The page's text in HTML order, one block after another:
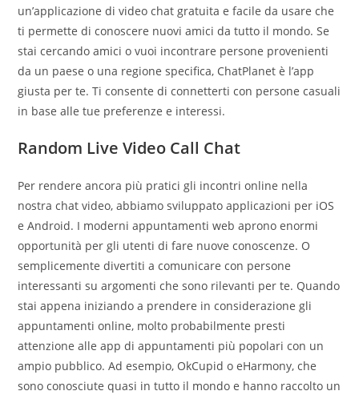
un’applicazione di video chat gratuita e facile da usare che
ti permette di conoscere nuovi amici da tutto il mondo. Se
stai cercando amici o vuoi incontrare persone provenienti
da un paese o una regione specifica, ChatPlanet è l’app
giusta per te. Ti consente di connetterti con persone casuali
in base alle tue preferenze e interessi.
Random Live Video Call Chat
Per rendere ancora più pratici gli incontri online nella
nostra chat video, abbiamo sviluppato applicazioni per iOS
e Android. I moderni appuntamenti web aprono enormi
opportunità per gli utenti di fare nuove conoscenze. O
semplicemente divertiti a comunicare con persone
interessanti su argomenti che sono rilevanti per te. Quando
stai appena iniziando a prendere in considerazione gli
appuntamenti online, molto probabilmente presti
attenzione alle app di appuntamenti più popolari con un
ampio pubblico. Ad esempio, OkCupid o eHarmony, che
sono conosciute quasi in tutto il mondo e hanno raccolto un